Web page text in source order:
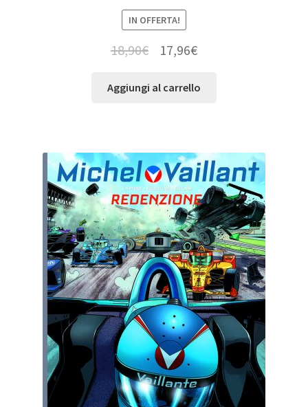
IN OFFERTA!
18,90€ 17,96€
Aggiungi al carrello